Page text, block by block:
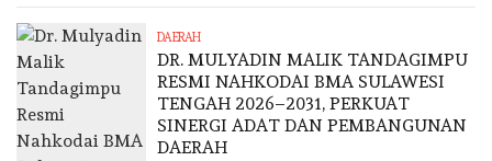
DAERAH
DR. MULYADIN MALIK TANDAGIMPU
RESMI NAHKODAI BMA SULAWESI
TENGAH 2026–2031, PERKUAT
SINERGI ADAT DAN PEMBANGUNAN
DAERAH